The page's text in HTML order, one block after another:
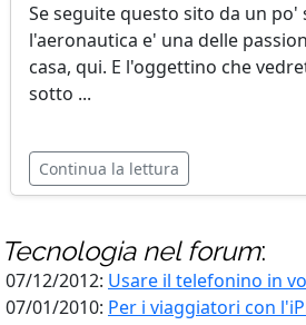
Se seguite questo sito da un po'
l'aeronautica e' una delle
casa, qui. E l'oggettino che
sotto ...
Continua la lettura
Tecnologianel forum:
07/12/2012: Usare il telefonino in
07/01/2010: Per i viaggiatori con